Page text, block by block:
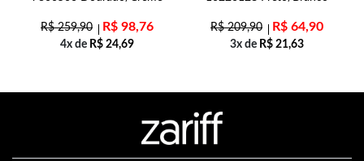
R$259,90 R$ 98,76
4x de R$ 24,69
R$209,90 R$ 64,90
3x de R$ 21,63